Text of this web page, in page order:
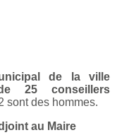
de la ville
25 conseillers
sont des hommes.
au Maire